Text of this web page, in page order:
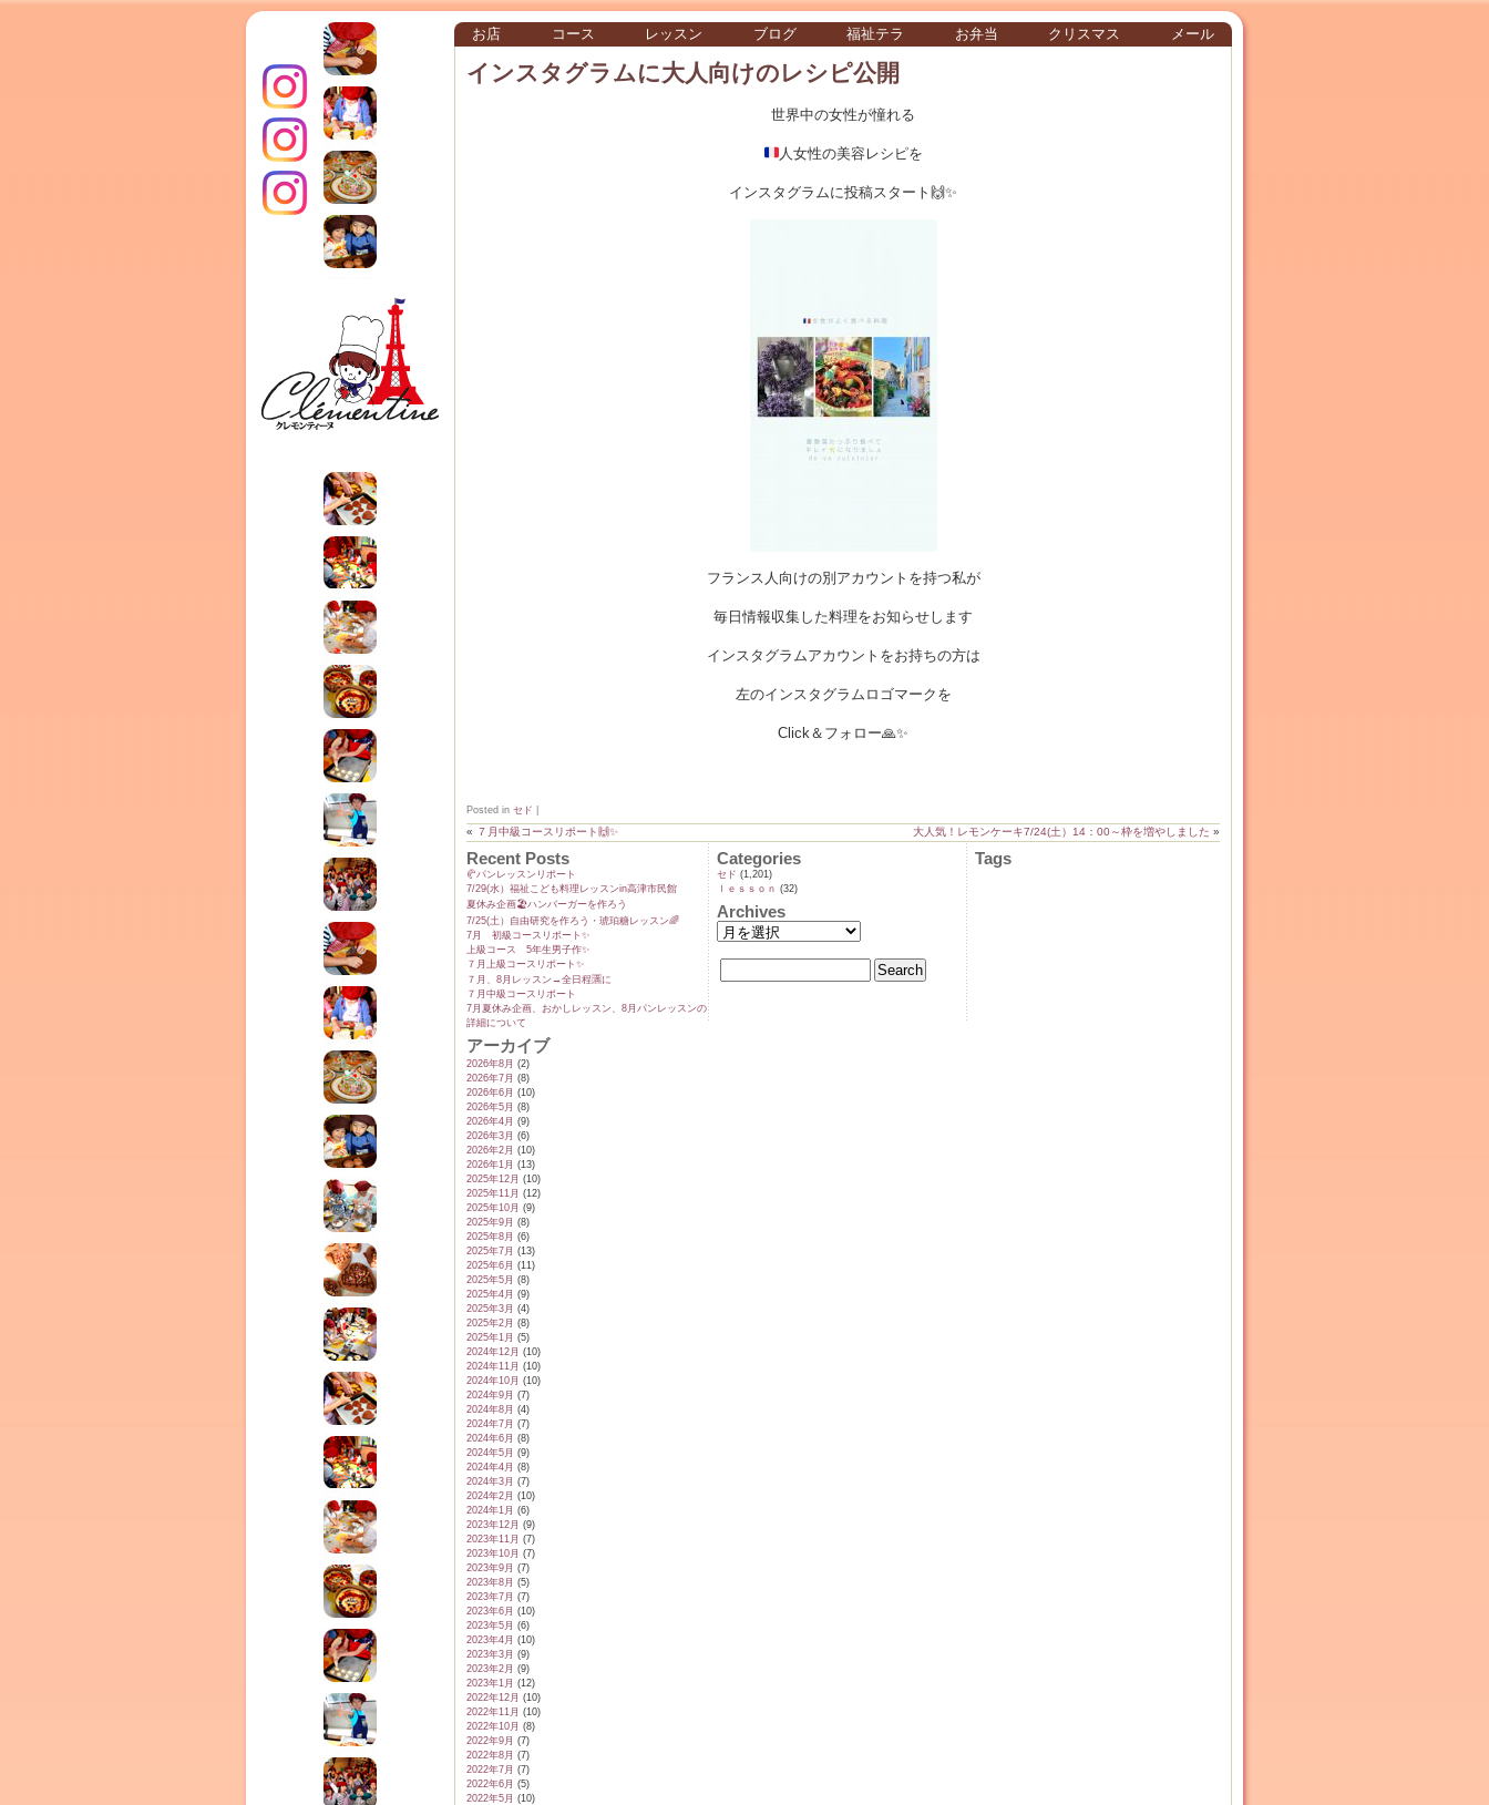
クレモンティーヌ – 新百合ヶ丘の料理教
室・テイクアウト Clémentine (produced
by CEDO)
お店 コース レッスン ブログ 福祉テラ お弁当 クリスマス メール
インス
タグラ
インスタグラムに大人向けのレシピ公開
世界中の女性が憧れる
人女性の美容レシピを
インスタグラムに投稿スタート🙌✨
フランス人向けの別アカウントを持つ私が
毎日情報収集した料理をお知らせします
インスタグラムアカウントをお持ちの方は
左のインスタグラムロゴマークを
Click＆フォロー🙏✨
Posted in セド
« ７月中級コースリポート🙌✨ 大人気！レモンケーキ7/24(土）14：00～枠を増やしました »
Recent Posts
🥐パンレッスンリポート
7/29(水）福祉こども料理レッスンin高津市民館
夏休み企画🏖️ハンバーガーを作ろう
7/25(土）自由研究を作ろう・琥珀糖レッスン🌈
7月 初級コースリポート✨️
上級コース 5年生男子作✨️
７月上級コースリポート✨️
７月、8月レッスン→全日程🈵に
７月中級コースリポート
7月夏休み企画、おかしレッスン、8月パンレッスンの
詳細について
アーカイブ
2026年8月 (2)
2026年7月 (8)
2026年6月 (10)
2026年5月 (8)
2026年4月 (9)
2026年3月 (6)
2026年2月 (10)
2026年1月 (13)
2025年12月 (10)
2025年11月 (12)
2025年10月 (9)
2025年9月 (8)
2025年8月 (6)
2025年7月 (13)
2025年6月 (11)
2025年5月 (8)
2025年4月 (9)
2025年3月 (4)
2025年2月 (8)
2025年1月 (5)
2024年12月 (10)
2024年11月 (10)
2024年10月 (10)
2024年9月 (7)
2024年8月 (4)
2024年7月 (7)
2024年6月 (8)
2024年5月 (9)
2024年4月 (8)
2024年3月 (7)
2024年2月 (10)
2024年1月 (6)
2023年12月 (9)
2023年11月 (7)
2023年10月 (7)
2023年9月 (7)
2023年8月 (5)
2023年7月 (7)
2023年6月 (10)
2023年5月 (6)
2023年4月 (10)
2023年3月 (9)
2023年2月 (9)
2023年1月 (12)
2022年12月 (10)
2022年11月 (10)
2022年10月 (8)
2022年9月 (7)
2022年8月 (7)
2022年7月 (7)
2022年6月 (5)
2022年5月 (10)
Categories
セド (1,201)
ｌｅｓｓｏｎ (32)
Archives
Tags